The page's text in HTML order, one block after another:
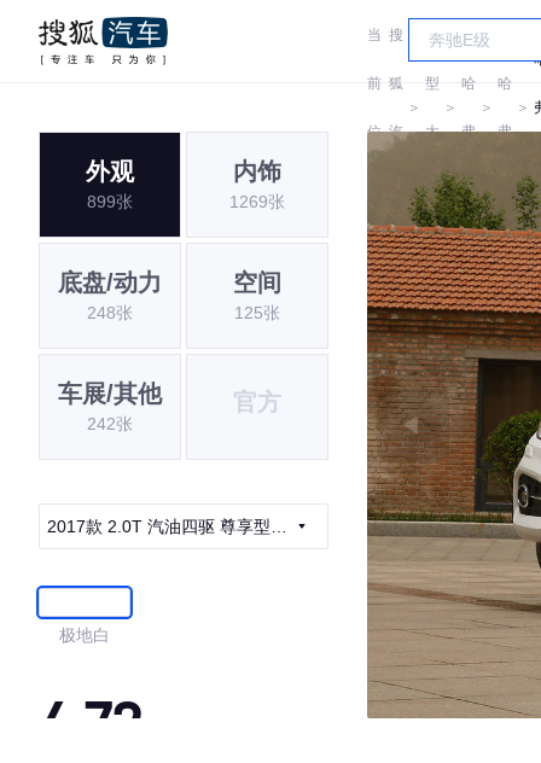
当
前
位
搜
狐
汽
＞
车
型
大
全
＞
哈
弗
＞
哈
弗
＞
外观
899张
内饰
1269张
底盘/动力
248张
空间
125张
车展/其他
242张
官方
2017款 2.0T 汽油四驱 尊享型5
极地白
4.72